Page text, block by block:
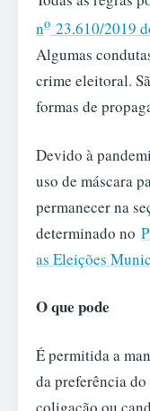
no 23.610/2019
Algumas
crime eleitoral.
formas de
Devido à
uso de máscara
permanecer na
determinado no
as Eleições
O que pode
É permitida a
da preferência
coligação ou